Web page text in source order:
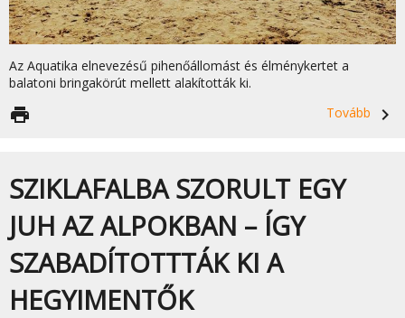
Az Aquatika elnevezésű pihenőállomást és élménykertet a
balatoni bringakörút mellett alakították ki.
Tovább
navigate_next
print
SZIKLAFALBA SZORULT EGY
JUH AZ ALPOKBAN – ÍGY
SZABADÍTOTTTÁK KI A
HEGYIMENTŐK